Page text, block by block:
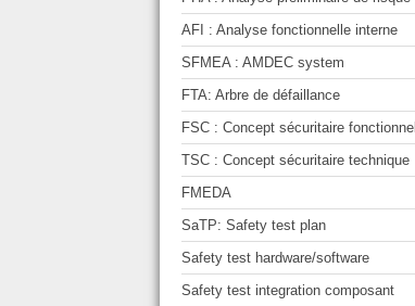
AFI : Analyse fonctionnelle interne
SFMEA : AMDEC system
FTA: Arbre de défaillance
FSC : Concept sécuritaire fonctionnel
TSC : Concept sécuritaire technique
FMEDA
SaTP: Safety test plan
Safety test hardware/software
Safety test integration composant